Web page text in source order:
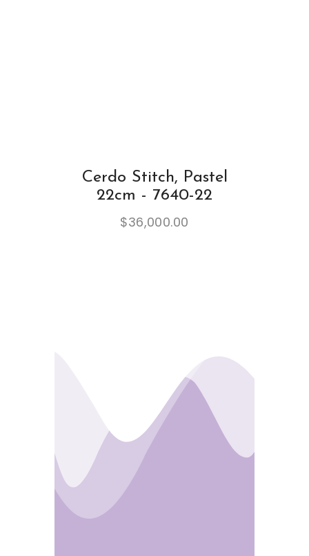
Cerdo Stitch, Pastel
22cm - 7640-22
$36,000.00